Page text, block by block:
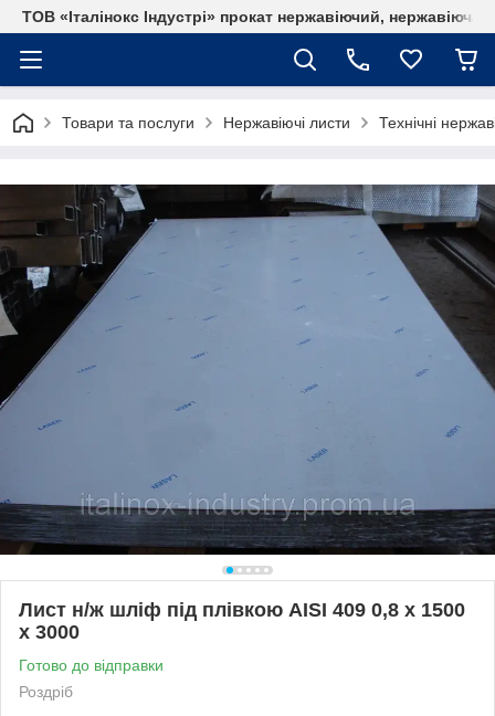
ТОВ «Італінокс Індустрі» прокат нержавіючий, нержавіюча
Товари та послуги Нержавіючі листи Технічні
Лист н/ж шліф під плівкою AISI 409 0,8 х 1500
х 3000
Готово до відправки
Роздріб